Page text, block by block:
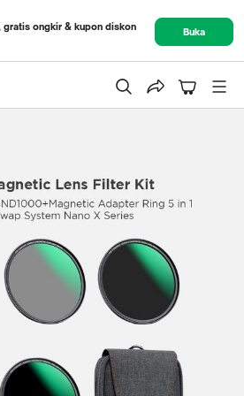
gratis ongkir & kupon diskon
Buka